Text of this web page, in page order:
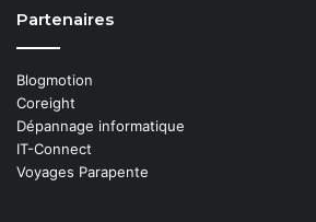
Partenaires
Blogmotion
Coreight
Dépannage informatique
IT-Connect
Voyages Parapente